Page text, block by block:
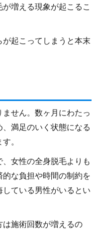
増える現象が起こるこ
起こってしまうと本末
せん。数ヶ月にわたっ
満足のいく状態になる
。
女性の全身脱毛よりも
な負担や時間の制約を
ている男性がいるとい
は施術回数が増えるの